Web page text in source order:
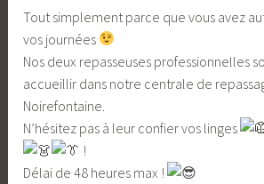
S
o
u
r
e
Tout simplement parce que vous avez
vos journées
Nos deux repasseuses professionnelles
accueillir dans notre centrale de
Noirefontaine.
N’hésitez pas à leur confier vos linges
!
Délai de 48 heures max !